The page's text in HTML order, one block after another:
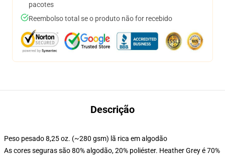
pacotes
Reembolso total se o produto não for recebido
Descrição
Peso pesado 8,25 oz. (~280 gsm) lã rica em algodão
As cores seguras são 80% algodão, 20% poliéster. Heather Grey é 70%